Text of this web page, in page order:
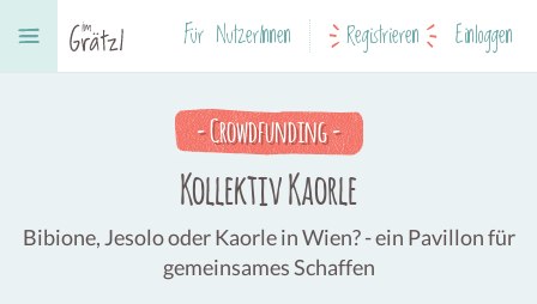
Für NutzerInnen Registrieren Einloggen
-Crowdfunding-
Kollektiv Kaorle
Bibione, Jesolo oder Kaorle in Wien? - ein Pavillon für
gemeinsames Schaffen